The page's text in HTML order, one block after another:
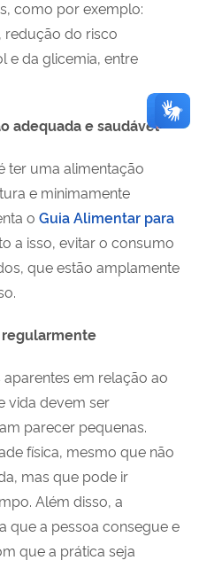
como por exemplo:
redução do risco
e da glicemia, entre
adequada e saudável
ter uma alimentação
e minimamente
o Guia Alimentar para
a isso, evitar o consumo
que estão amplamente
regularmente
em relação ao
vida devem ser
parecer pequenas.
física, mesmo que não
mas que pode ir
Além disso, a
que a pessoa consegue e
que a prática seja